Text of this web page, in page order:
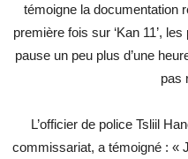
témoigne la documentation
première fois sur ‘Kan 11’,
pause un peu plus d’une
pas
L’officier de police Tsliil
commissariat, a témoigné : «